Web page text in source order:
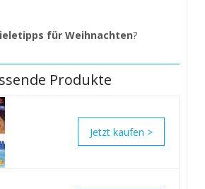
für Weihnachten?
Produkte
>